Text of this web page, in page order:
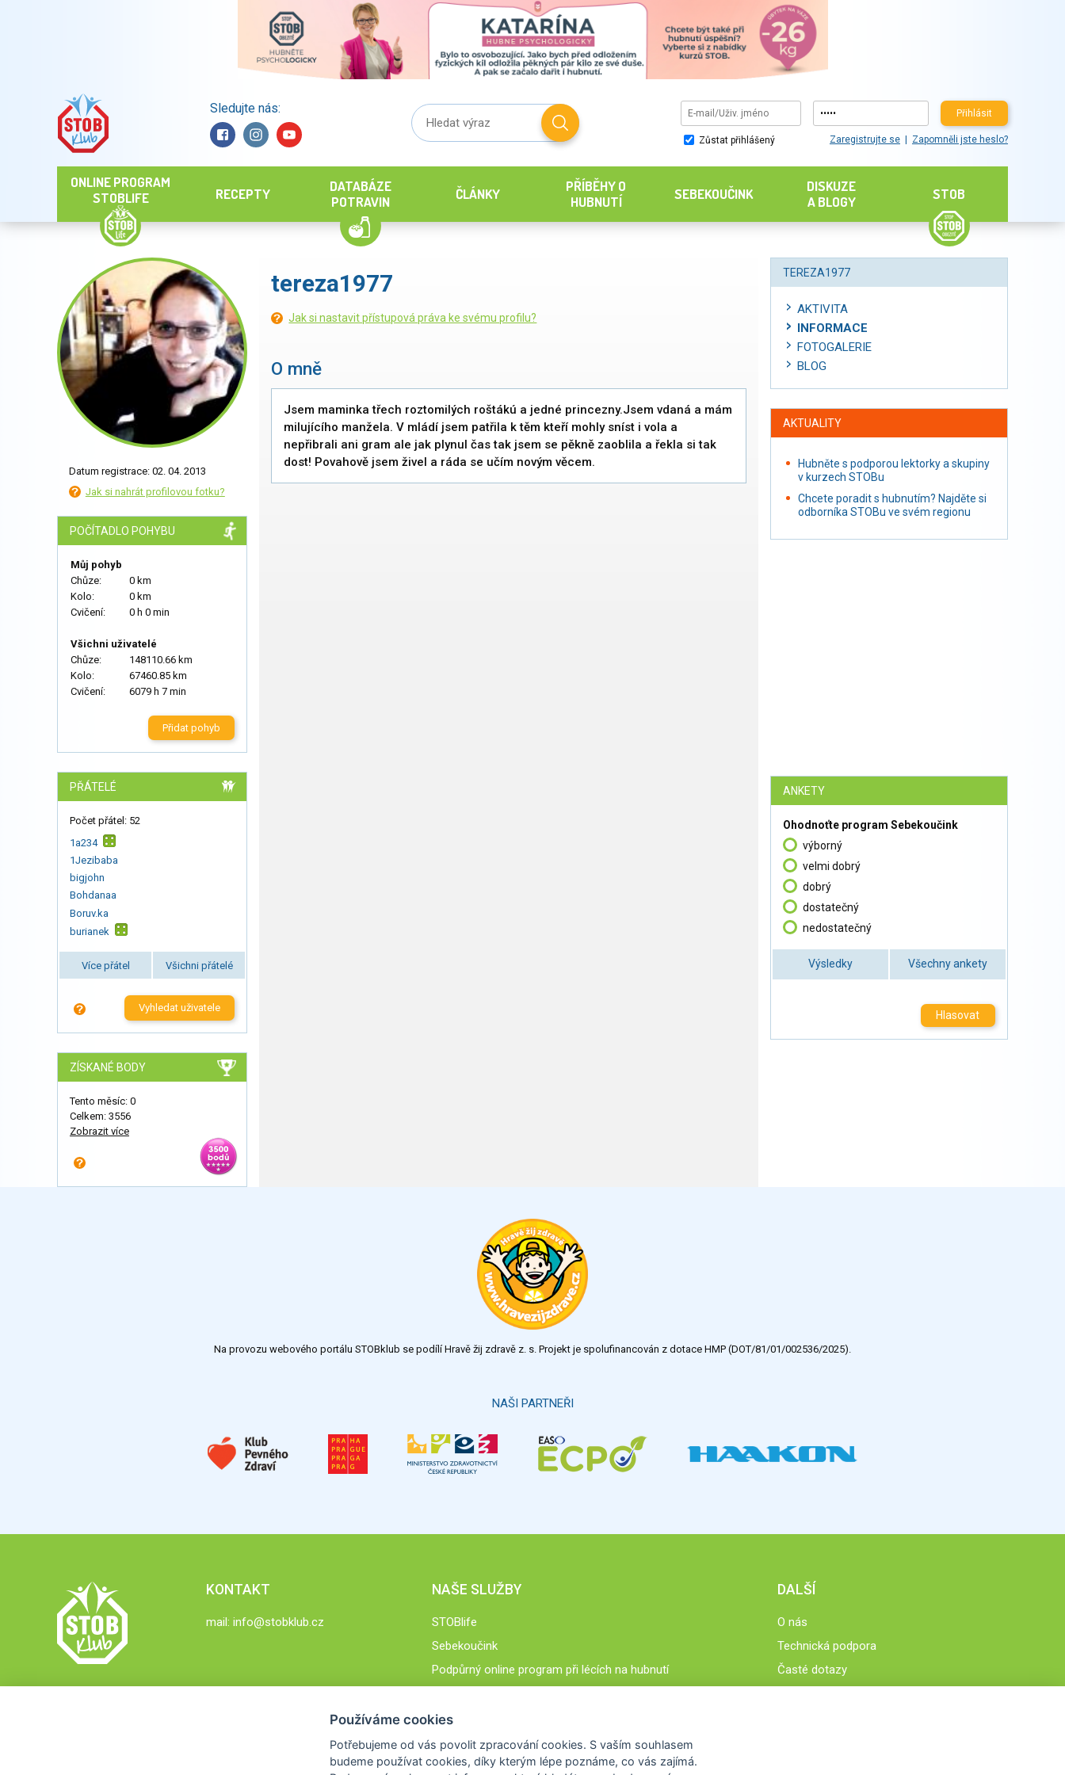
Sledujte nás: Přihlásit
Zůstat přihlášený Zaregistrujte se Zapomněli jste heslo?
ONLINE PROGRAM
STOBLIFE
RECEPTY
DATABÁZE
POTRAVIN
ČLÁNKY
PŘÍBĚHY O
HUBNUTÍ
SEBEKOUČINK
DISKUZE
A BLOGY
STOB
Datum registrace: 02. 04. 2013
Jak si nahrát profilovou fotku?
POČÍTADLO POHYBU
Můj pohyb
Chůze:
0 km
Kolo:
0 km
Cvičení:
0 h 0 min
Všichni uživatelé
Chůze:
148110.66 km
Kolo:
67460.85 km
Cvičení:
6079 h 7 min
Přidat pohyb
PŘÁTELÉ
Počet přátel: 52
1a234
1Jezibaba
bigjohn
Bohdanaa
Boruv.ka
burianek
Více přátel Všichni přátelé
Vyhledat uživatele
ZÍSKANÉ BODY
Tento měsíc: 0
Celkem: 3556
Zobrazit více
tereza1977
Jak si nastavit přístupová práva ke svému profilu?
O mně
Jsem maminka třech roztomilých roštákú a jedné princezny.Jsem vdaná a mám
milujícího manžela. V mládí jsem patřila k těm kteří mohly sníst i vola a
nepřibrali ani gram ale jak plynul čas tak jsem se pěkně zaoblila a řekla si tak
dost! Povahově jsem živel a ráda se učím novým věcem.
TEREZA1977
AKTIVITA
INFORMACE
FOTOGALERIE
BLOG
AKTUALITY
Hubněte s podporou lektorky a skupiny
v kurzech STOBu
Chcete poradit s hubnutím? Najděte si
odborníka STOBu ve svém regionu
ANKETY
Ohodnoťte program Sebekoučink
výborný
velmi dobrý
dobrý
dostatečný
nedostatečný
Výsledky Všechny ankety
Hlasovat
Na provozu webového portálu STOBklub se podílí Hravě žij zdravě z. s. Projekt je spolufinancován z dotace HMP (DOT/81/01/002536/2025).
NAŠI PARTNEŘI
KONTAKT
mail: info@stobklub.cz
NAŠE SLUŽBY
STOBlife
Sebekoučink
Podpůrný online program při lécích na hubnutí
DALŠÍ
O nás
Technická podpora
Časté dotazy
Používáme cookies
Potřebujeme od vás povolit zpracování cookies. S vaším souhlasem
budeme používat cookies, díky kterým lépe poznáme, co vás zajímá.